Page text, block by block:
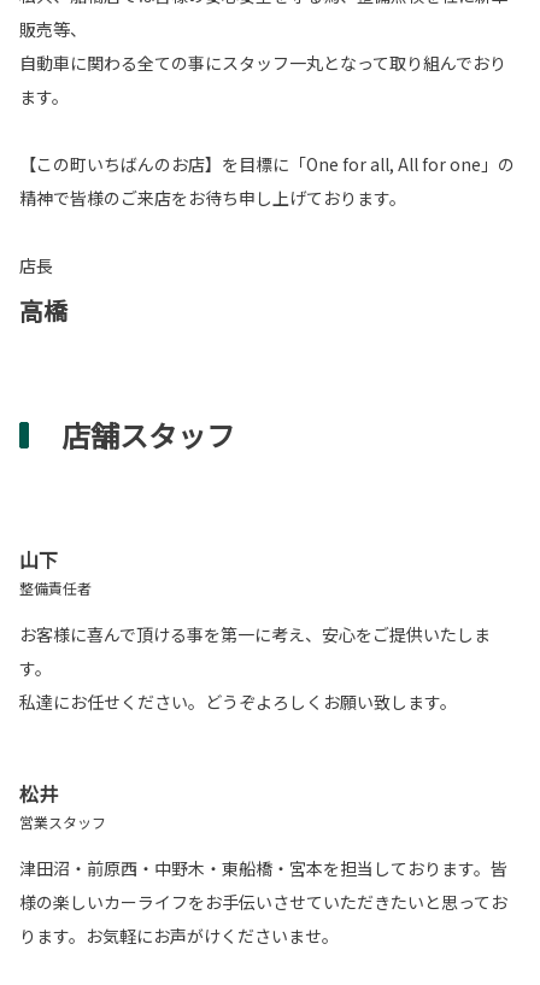
販売等、
自動車に関わる全ての事にスタッフ一丸となって取り組んでおり
ます。
【この町いちばんのお店】を目標に「One for all, All for one」の
精神で皆様のご来店をお待ち申し上げております。
店長
高橋
店舗スタッフ
山下
整備責任者
お客様に喜んで頂ける事を第一に考え、安心をご提供いたしま
す。
私達にお任せください。どうぞよろしくお願い致します。
松井
営業スタッフ
津田沼・前原西・中野木・東船橋・宮本を担当しております。皆
様の楽しいカーライフをお手伝いさせていただきたいと思ってお
ります。お気軽にお声がけくださいませ。